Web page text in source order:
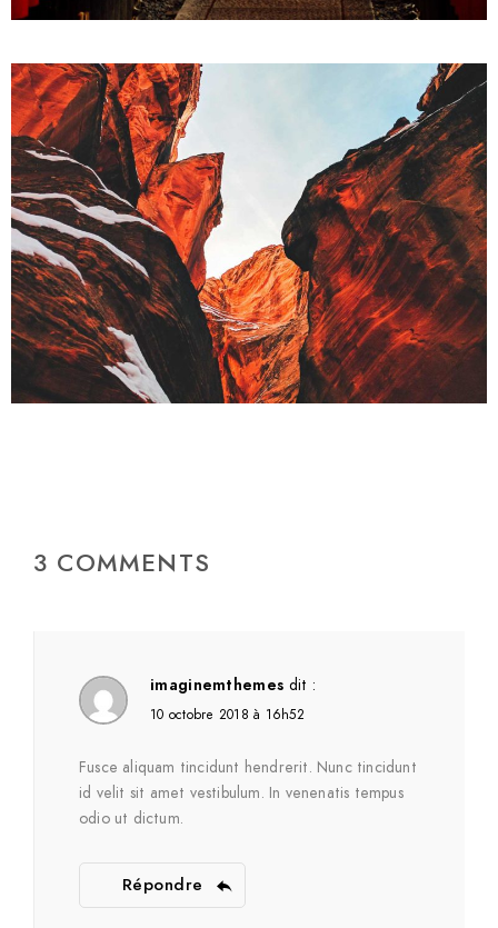
3 COMMENTS
imaginemthemes dit :
10 octobre 2018 à 16h52
Fusce aliquam tincidunt hendrerit. Nunc tincidunt
id velit sit amet vestibulum. In venenatis tempus
odio ut dictum.
Répondre